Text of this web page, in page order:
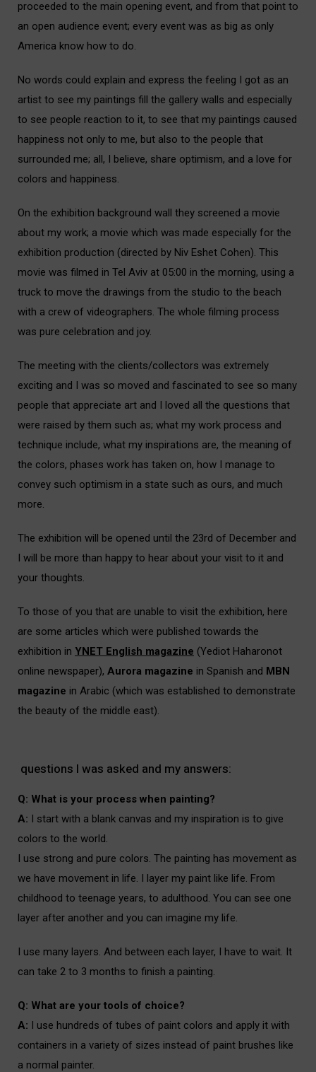
proceeded to the main opening event, and from that point to
an open audience event; every event was as big as only
America know how to do.
No words could explain and express the feeling I got as an
artist to see my paintings fill the gallery walls and especially
to see people reaction to it, to see that my paintings caused
happiness not only to me, but also to the people that
surrounded me; all, I believe, share optimism, and a love for
colors and happiness.
On the exhibition background wall they screened a movie
about my work; a movie which was made especially for the
exhibition production (directed by Niv Eshet Cohen). This
movie was filmed in Tel Aviv at 05:00 in the morning, using a
truck to move the drawings from the studio to the beach
with a crew of videographers. The whole filming process
was pure celebration and joy.
The meeting with the clients/collectors was extremely
exciting and I was so moved and fascinated to see so many
people that appreciate art and I loved all the questions that
were raised by them such as; what my work process and
technique include, what my inspirations are, the meaning of
the colors, phases work has taken on, how I manage to
convey such optimism in a state such as ours, and much
more.
The exhibition will be opened until the 23rd of December and
I will be more than happy to hear about your visit to it and
your thoughts.
To those of you that are unable to visit the exhibition, here
are some articles which were published towards the
exhibition in YNET English magazine (Yediot Haharonot
online newspaper), Aurora magazine in Spanish and MBN
magazine in Arabic (which was established to demonstrate
the beauty of the middle east).
questions I was asked and my answers:
Q: What is your process when painting?
A: I start with a blank canvas and my inspiration is to give
colors to the world.
I use strong and pure colors. The painting has movement as
we have movement in life. I layer my paint like life. From
childhood to teenage years, to adulthood. You can see one
layer after another and you can imagine my life.
I use many layers. And between each layer, I have to wait. It
can take 2 to 3 months to finish a painting.
Q: What are your tools of choice?
A: I use hundreds of tubes of paint colors and apply it with
containers in a variety of sizes instead of paint brushes like
a normal painter.